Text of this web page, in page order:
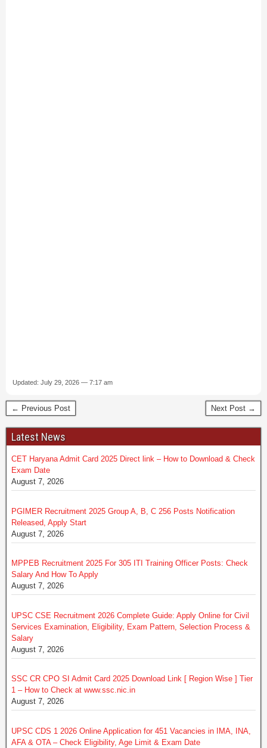
Updated: July 29, 2026 — 7:17 am
← Previous Post Next Post →
Latest News
CET Haryana Admit Card 2025 Direct link – How to Download & Check
Exam Date
August 7, 2026
PGIMER Recruitment 2025 Group A, B, C 256 Posts Notification
Released, Apply Start
August 7, 2026
MPPEB Recruitment 2025 For 305 ITI Training Officer Posts: Check
Salary And How To Apply
August 7, 2026
UPSC CSE Recruitment 2026 Complete Guide: Apply Online for Civil
Services Examination, Eligibility, Exam Pattern, Selection Process &
Salary
August 7, 2026
SSC CR CPO SI Admit Card 2025 Download Link [ Region Wise ] Tier
1 – How to Check at www.ssc.nic.in
August 7, 2026
UPSC CDS 1 2026 Online Application for 451 Vacancies in IMA, INA,
AFA & OTA – Check Eligibility, Age Limit & Exam Date